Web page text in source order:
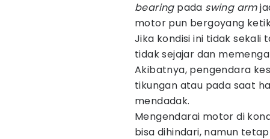
bearing pada swing arm
motor pun bergoyang
Jika kondisi ini tidak sekali
tidak sejajar dan
Akibatnya, pengendara
tikungan atau pada saat
mendadak.
Mengendarai motor di
bisa dihindari, namun